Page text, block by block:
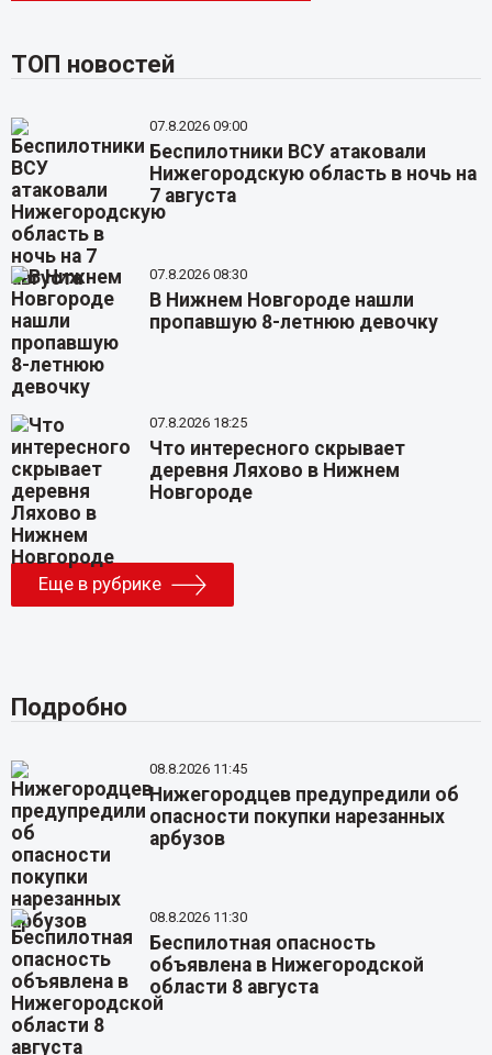
ТОП новостей
07.8.2026 09:00
Беспилотники ВСУ атаковали
Нижегородскую область в ночь на
7 августа
07.8.2026 08:30
В Нижнем Новгороде нашли
пропавшую 8-летнюю девочку
07.8.2026 18:25
Что интересного скрывает
деревня Ляхово в Нижнем
Новгороде
Еще в рубрике
Подробно
08.8.2026 11:45
Нижегородцев предупредили об
опасности покупки нарезанных
арбузов
08.8.2026 11:30
Беспилотная опасность
объявлена в Нижегородской
области 8 августа